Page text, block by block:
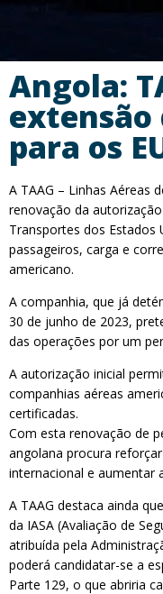
Angola:
extensão
para os
A TAAG – Linhas Aéreas
renovação da
Transportes dos Estados
passageiros, carga e
americano.
A companhia, que já
30 de junho de 2023,
das operações por um
A autorização inicial
companhias aéreas
certificadas.
Com esta renovação de
angolana procura
internacional e aumentar
A TAAG destaca ainda
da IASA (Avaliação de
atribuída pela
poderá candidatar-se a
Parte 129, o que abriria